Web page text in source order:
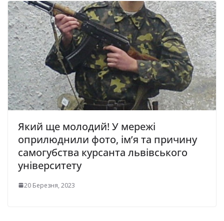
Який ще молодий! У мережі
оприлюднили фото, ім’я та причину
самогубства курсанта львівського
університету
20 Березня, 2023